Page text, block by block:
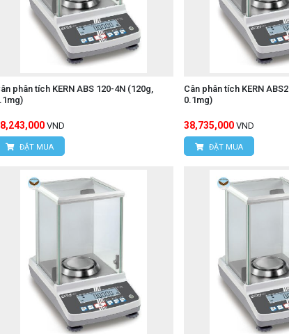
phân tích KERN ABS 120-4N (120g,
VND
ĐẶT MUA
Cân phân tích KERN
0.1mg)
38,735,000 VND
ĐẶT MUA